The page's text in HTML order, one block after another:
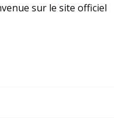
sur le site officiel